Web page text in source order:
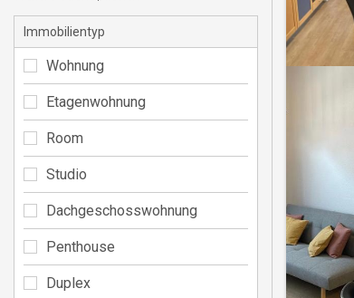
Immobilientyp
Wohnung
Etagenwohnung
Room
Studio
Dachgeschosswohnung
Penthouse
Duplex